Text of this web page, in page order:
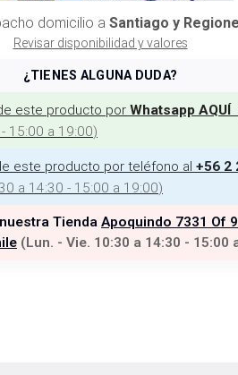
domicilio a Santiago y
Revisar disponibilidad y valores
¿TIENES ALGUNA DUDA?
este producto por Whatsapp AQUÍ
15:00 a 19:00)
este producto por teléfono al +56 2
a 14:30 - 15:00 a 19:00)
Tienda Apoquindo 7331 Of
(Lun. - Vie. 10:30 a 14:30 - 15:00